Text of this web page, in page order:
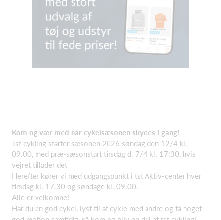
Kom og vær med når cykelsæsonen skydes i gang!
Tst cykling starter sæsonen 2026 søndag den 12/4 kl.
09.00, med præ-sæsonstart tirsdag d. 7/4 kl. 17:30, hvis
vejret tillader det
Herefter kører vi med udgangspunkt i tst Aktiv-center hver
tirsdag kl. 17.30 og søndage kl. 09.00.
Alle er velkomne!
Har du en god cykel, lyst til at cykle med andre og få noget